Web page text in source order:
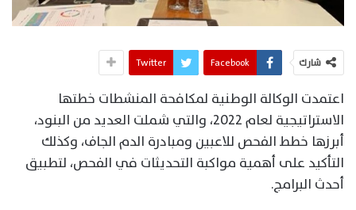
شارك Facebook
Twitter
اعتمدت الوكالة الوطنية لمكافحة المنشطات خطتها
الاستراتيجية لعام 2022، والتي شملت العديد من البنود،
أبرزها خطط الفحص للاعبين ومبادرة الدم الجاف، وكذلك
التأكيد على أهمية مواكبة التحديثات في الفحص، لتطبيق
أحدث البرامج.